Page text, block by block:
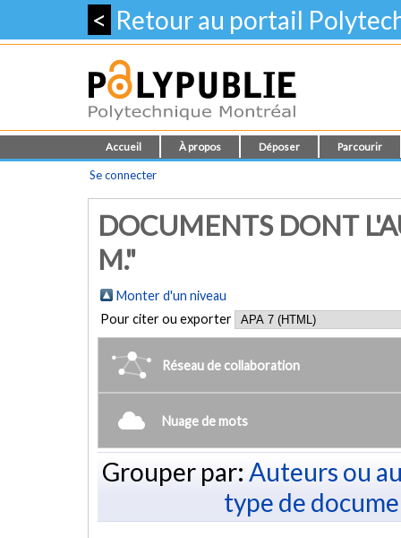
< Retour au portail
Accueil À propos Déposer Parcourir
Se connecter
DOCUMENTS DONT
M."
Monter d'un niveau
Pour citer ou exporter
Réseau de collaboration
Nuage de mots
Grouper par: Auteurs ou
type de